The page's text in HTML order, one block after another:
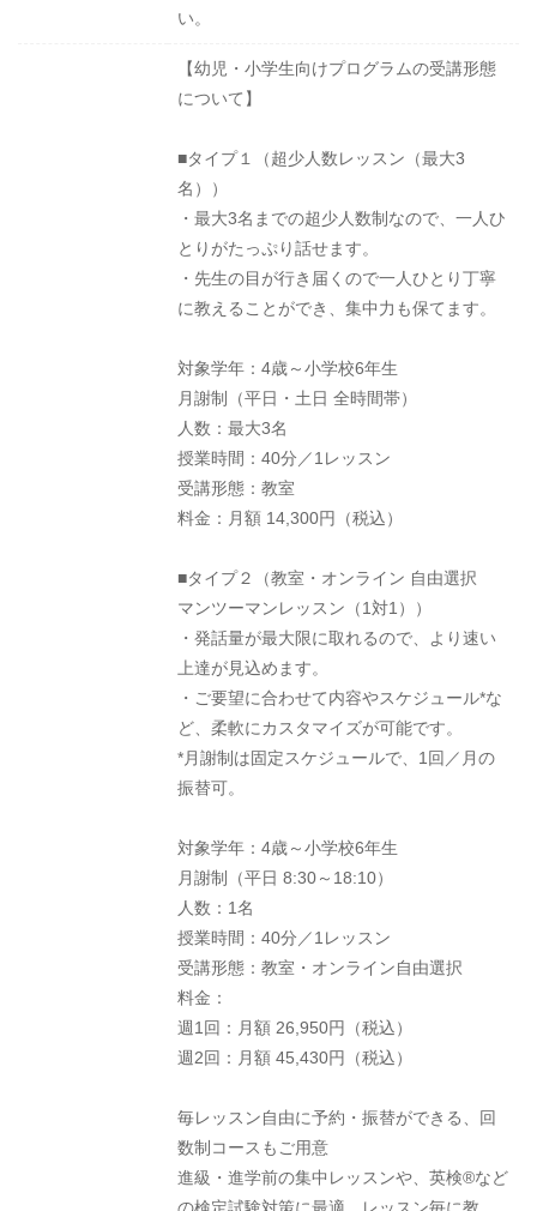
い。
【幼児・小学生向けプログラムの受講形態
について】
■タイプ１（超少人数レッスン（最大3
名））
・最大3名までの超少人数制なので、一人ひ
とりがたっぷり話せます。
・先生の目が行き届くので一人ひとり丁寧
に教えることができ、集中力も保てます。
対象学年：4歳～小学校6年生
月謝制（平日・土日 全時間帯）
人数：最大3名
授業時間：40分／1レッスン
受講形態：教室
料金：月額 14,300円（税込）
■タイプ２（教室・オンライン 自由選択
マンツーマンレッスン（1対1））
・発話量が最大限に取れるので、より速い
上達が見込めます。
・ご要望に合わせて内容やスケジュール*な
ど、柔軟にカスタマイズが可能です。
*月謝制は固定スケジュールで、1回／月の
振替可。
対象学年：4歳～小学校6年生
月謝制（平日 8:30～18:10）
人数：1名
授業時間：40分／1レッスン
受講形態：教室・オンライン自由選択
料金：
週1回：月額 26,950円（税込）
週2回：月額 45,430円（税込）
毎レッスン自由に予約・振替ができる、回
数制コースもご用意
進級・進学前の集中レッスンや、英検®など